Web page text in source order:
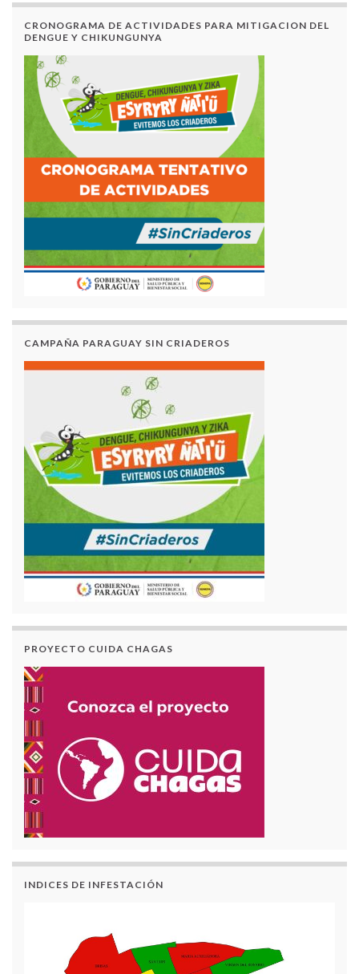
CRONOGRAMA DE ACTIVIDADES PARA MITIGACION DEL
DENGUE Y CHIKUNGUNYA
CAMPAÑA PARAGUAY SIN CRIADEROS
PROYECTO CUIDA CHAGAS
INDICES DE INFESTACIÓN